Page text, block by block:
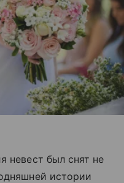
невест был снят не
истории